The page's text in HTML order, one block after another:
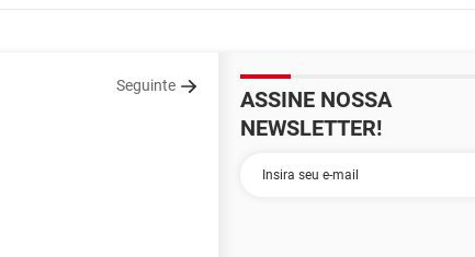
Seguinte
ASSINE NOSSA
NEWSLETTER!